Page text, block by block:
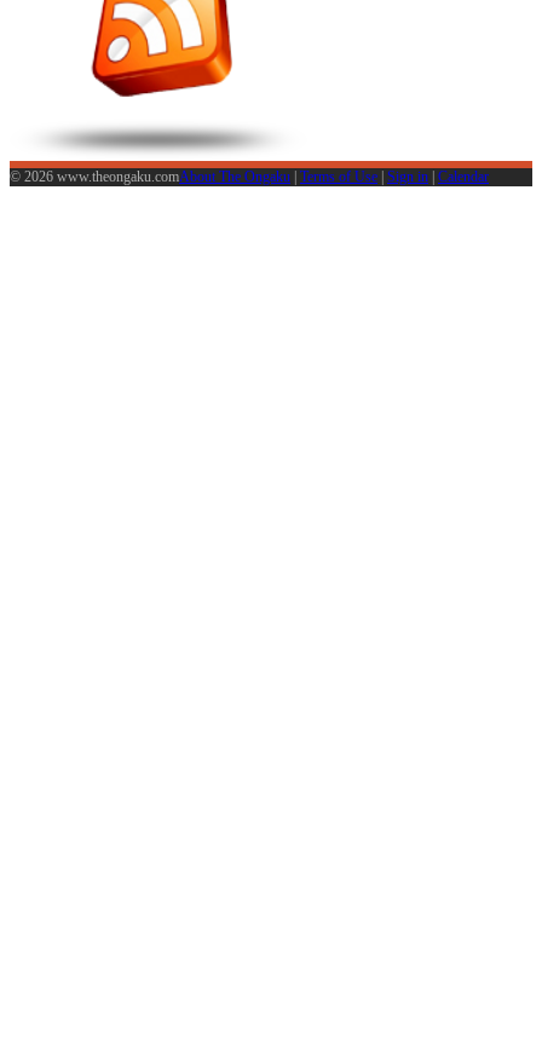
© 2026 www.theongaku.comAbout The Ongaku | Terms of Use | Sign in | Calendar